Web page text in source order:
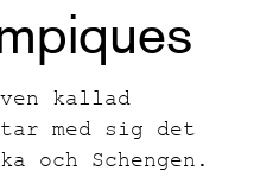
kallad
med sig det
och Schengen.